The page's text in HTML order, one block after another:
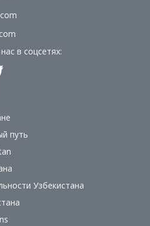
в соцсетях:
путь
Узбекистана